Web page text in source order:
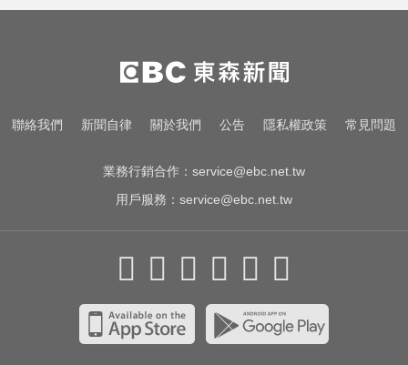
鍵：玩法完全不一樣
出國注意！2國拒台人入境、扣護照
遣返 外交部證實了
跌倒竟成致命殺手？醫揭長輩防骨
聯絡我們 新聞自律 關於我們 公告 隱私權政策 常見問題
業務行銷合作： service@ebc.net.tw
用戶服務： service@ebc.net.tw